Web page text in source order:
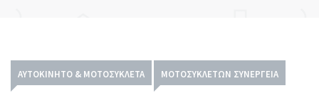
ΑΥΤΟΚΊΝΗΤΟ & ΜΟΤΟΣΥΚΛΈΤΑ ΜΟΤΟΣΥΚΛΕΤΏΝ ΣΥΝΕΡΓΕΊΑ